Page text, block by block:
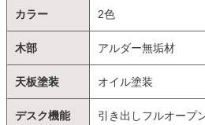
カラー 2色
木部 アルダー無垢材
天板塗装 オイル塗装
デスク機能
引き出しフルオープ